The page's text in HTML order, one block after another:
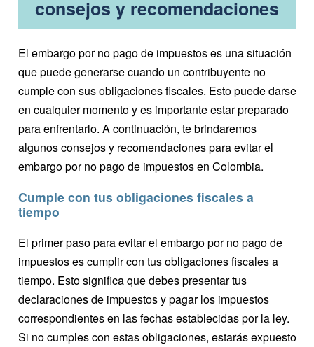
consejos y recomendaciones
El embargo por no pago de impuestos es una situación
que puede generarse cuando un contribuyente no
cumple con sus obligaciones fiscales. Esto puede darse
en cualquier momento y es importante estar preparado
para enfrentarlo. A continuación, te brindaremos
algunos consejos y recomendaciones para evitar el
embargo por no pago de impuestos en Colombia.
Cumple con tus obligaciones fiscales a
tiempo
El primer paso para evitar el embargo por no pago de
impuestos es cumplir con tus obligaciones fiscales a
tiempo. Esto significa que debes presentar tus
declaraciones de impuestos y pagar los impuestos
correspondientes en las fechas establecidas por la ley.
Si no cumples con estas obligaciones, estarás expuesto